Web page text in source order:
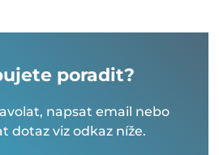
poradit?
napsat email nebo
dotaz viz odkaz níže.